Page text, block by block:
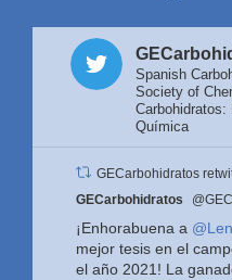
Spanish
Society of
Carbohidratos:
Química
GECarbohidratos
GECarbohidratos
¡Enhorabuena a
mejor tesis en el
el año 2021! La